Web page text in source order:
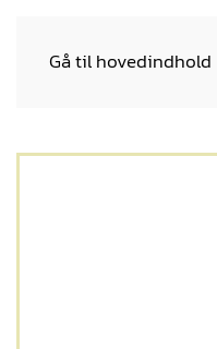
Gå til hovedindhold